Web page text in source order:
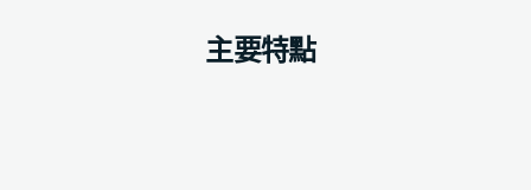
主要特點